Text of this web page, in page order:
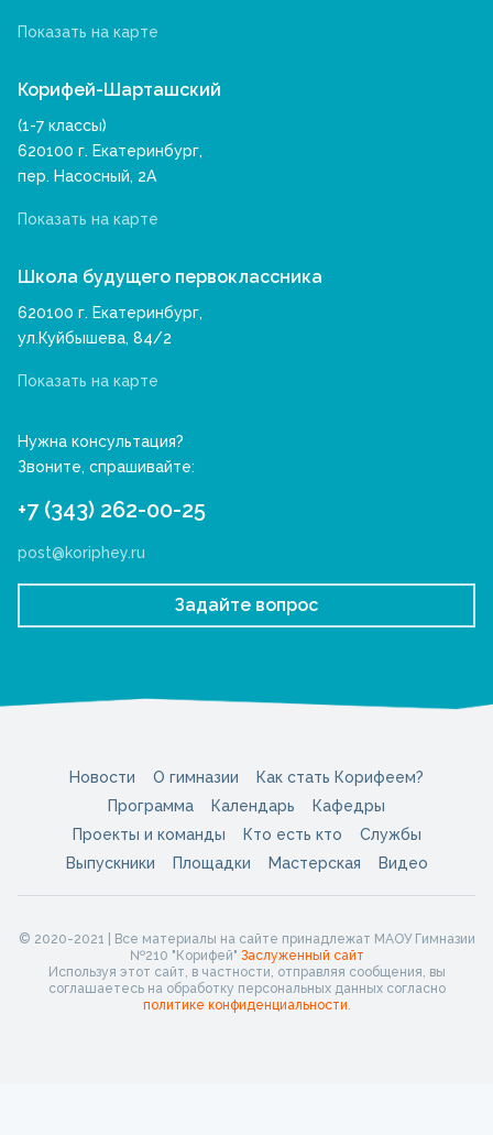
Показать на карте
Корифей-Шарташский
(1-7 классы)
620100 г. Екатеринбург,
пер. Насосный, 2А
Показать на карте
Школа будущего первоклассника
620100 г. Екатеринбург,
ул.Куйбышева, 84/2
Показать на карте
Нужна консультация?
Звоните, спрашивайте:
+7 (343) 262-00-25
post@koriphey.ru
Задайте вопрос
Новости О гимназии
Как стать Корифеем?
Программа
Календарь
Кафедры
Проекты и команды
Кто есть кто
Службы
Выпускники
Площадки Мастерская Видео
© 2020-2021 | Все материалы на сайте принадлежат МАОУ Гимназии
№210 "Корифей" Заслуженный сайт
Используя этот сайт, в частности, отправляя сообщения, вы
соглашаетесь на обработку персональных данных согласно
политике конфиденциальности.